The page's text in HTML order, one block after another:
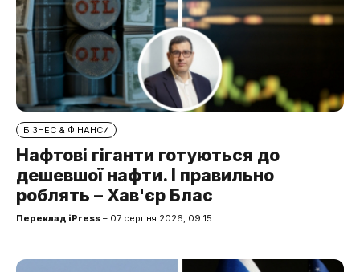
БІЗНЕС & ФІНАНСИ
Нафтові гіганти готуються до
дешевшої нафти. І правильно
роблять – Хав'єр Блас
Переклад iPress – 07 серпня 2026, 09:15